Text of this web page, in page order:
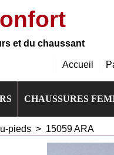
et du chaussant
Accueil
CHAUSSURES
pieds > 15059 ARA